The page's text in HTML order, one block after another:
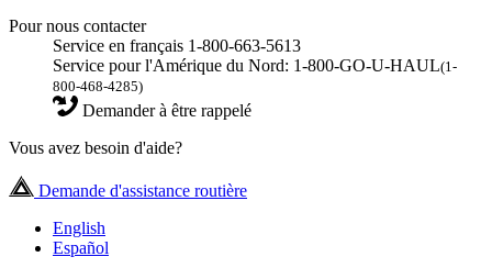
Pour nous contacter
Service en français 1-800-663-5613
Service pour l'Amérique du Nord: 1-800-GO-U-HAUL(1-
800-468-4285)
Demander à être rappelé
Vous avez besoin d'aide?
Demande d'assistance routière
English
Español